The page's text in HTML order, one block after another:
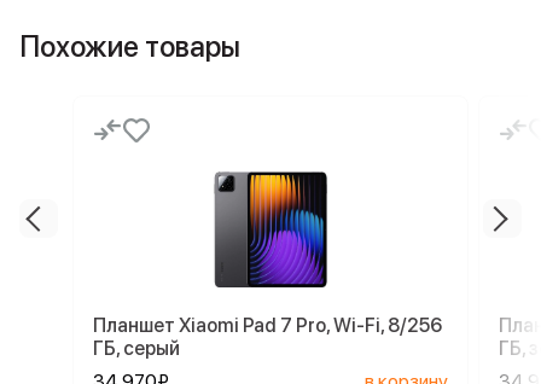
Похожие товары
Планшет Xiaomi Pad 7 Pro, Wi-Fi, 8/256
ГБ, серый
ГБ,